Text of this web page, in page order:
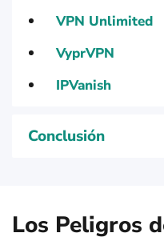
VPN Unlimited
VyprVPN
IPVanish
Conclusión
Los Peligros